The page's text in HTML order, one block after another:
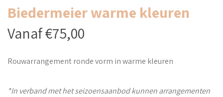
Biedermeier warme kleuren
Vanaf €75,00
Rouwarrangement ronde vorm in warme kleuren
*In verband met het seizoensaanbod kunnen arrangementen